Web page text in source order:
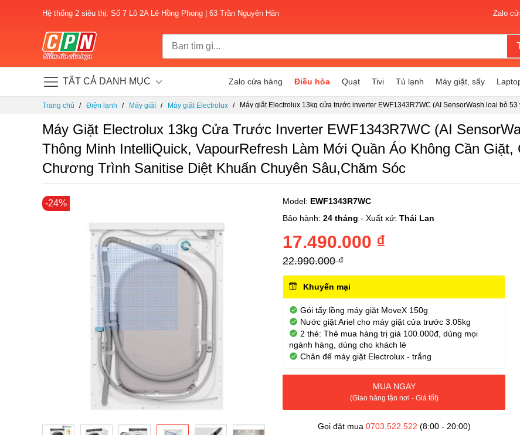
Hệ thống 2 siêu thị: Số 7 Lô 2A Lê Hồng Phong | 63 Trần Nguyên Hãn Zalo
TẤT CẢ DANH MỤC Zalo cửa hàng Điều hòa Quạt Tivi Tủ lạnh Máy giặt, sấy
Trang chủ Điện lạnh Máy giặt Máy giặt Electrolux
Máy giặt Electrolux 13kg cửa trước inverter EWF1343R7WC (AI SensorWash loại bỏ 53
công nghệ chăm sóc vải mỏng, chương trình Sanitise diệt khuẩn chuyên sâu,chăm sóc
Máy Giặt Electrolux 13kg Cửa Trước Inverter EWF1343R7WC (AI
Thông Minh IntelliQuick, VapourRefresh Làm Mới Quần Áo Không Cần
Chương Trình Sanitise Diệt Khuẩn Chuyên Sâu,chăm Sóc
Chuyển
đến
-24% Model: EWF1343R7WC
Bảo hành: 24 tháng - Xuất xứ: Thái Lan
17.490.000 ₫
22.990.000 ₫
Khuyến mại
Gói tẩy lồng máy giặt MoveX 150g
Nước giặt Ariel cho máy giặt cửa trước 3.05kg
2 thẻ: Thẻ mua hàng trị giá 100.000đ, dùng mọi
ngành hàng, dùng cho khách lẻ
Chân đế máy giặt Electrolux - trắng
MUA NGAY
(Giao hàng tận nơi - Giá tốt)
Gọi đặt mua 0703.522.522 (8:00 - 20:00)